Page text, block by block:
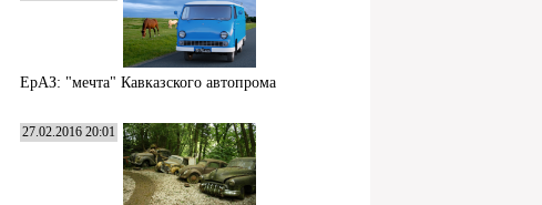
ЕрАЗ: "мечта" Кавказского автопрома
27.02.2016 20:01